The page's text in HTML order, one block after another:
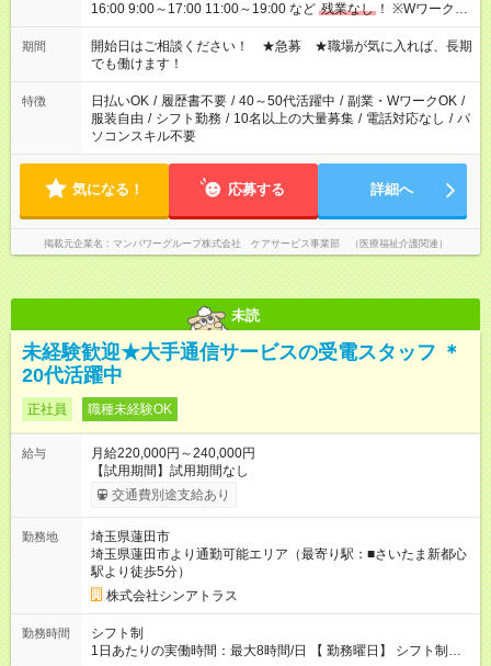
16:00 9:00～17:00 11:00～19:00 など 残業なし ！ ※Wワークの
場合、他のお仕事と合わせ週40時間超の就業はご案内できませ
ん ※法令に基づき、週20時間以上勤務は社会保険への加入対象
となります ※労働者派遣法（日雇い派遣の原則禁止）により、
短時間・短期間の就業はご案内が難しい場合があります
期間
開始日はご相談ください！ ★急募 ★職場が気に入れば、長期
でも働けます！
特徴 日払いOK / 履歴書不要 / 40～50代活躍中 / 副業・WワークOK /
服装自由 / シフト勤務 / 10名以上の大量募集 / 電話対応なし / パ
ソコンスキル不要
気になる！ 応募する 詳細へ
掲載元企業名 マンパワーグループ株式会社 ケアサービス事業部 （医療福祉介護関連）
未読
未経験歓迎★大手通信サービスの受電スタッフ ＊
20代活躍中
正社員 職種未経験OK
給与
月給220,000円～240,000円
【試用期間】試用期間なし
交通費別途支給あり
勤務地
埼玉県蓮田市
埼玉県蓮田市より通勤可能エリア（最寄り駅：■さいたま新都心
駅より徒歩5分）
株式会社シンアトラス
勤務時間
シフト制
1日あたりの実働時間：最大8時間/日 【 勤務曜日】 シフト制